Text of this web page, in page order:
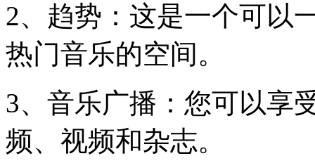
2、趋势：这是一个可以
热门音乐的空间。
3、音乐广播：您可以享
频、视频和杂志。